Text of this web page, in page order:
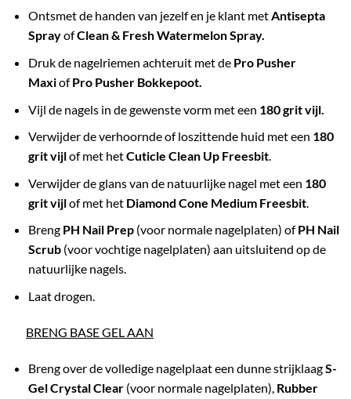
Ontsmet de handen van jezelf en je klant metAntisepta
SprayofClean & Fresh Watermelon Spray.
Druk de nagelriemen achteruit met de Pro Pusher
MaxiofPro Pusher Bokkepoot.
Vijl de nagels in de gewenste vorm met een 180 grit vijl.
Verwijder de verhoornde of loszittende huid met een 180
grit vijlof met hetCuticle Clean Up Freesbit.
Verwijder de glans van de natuurlijke nagel met een 180
grit vijlof met het Diamond Cone Medium Freesbit.
Breng PH Nail Prep (voor normale nagelplaten) ofPH Nail
Scrub(voor vochtige nagelplaten) aan uitsluitend op de
natuurlijke nagels.
Laat drogen.
BRENG BASE GEL AAN
Breng over de volledige nagelplaat een dunne strijklaagS-
Gel Crystal Clear (voor normale nagelplaten), Rubber